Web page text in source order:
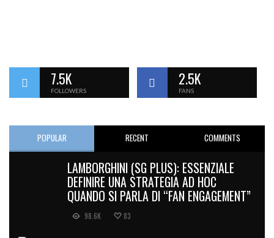
7.5K
FOLLOWERS
2.5K
FANS
POPULAR RECENT COMMENTS
LAMBORGHINI (SG PLUS): ESSENZIALE
DEFINIRE UNA STRATEGIA AD HOC
QUANDO SI PARLA DI “FAN ENGAGEMENT”
98.6K 83